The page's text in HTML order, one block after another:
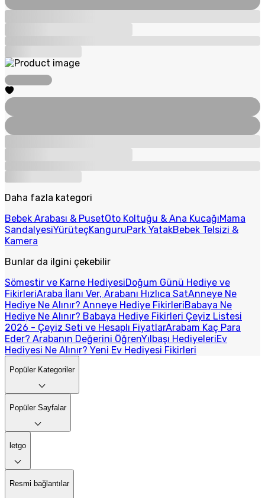
Daha fazla kategori
Bebek Arabası & PusetOto Koltuğu & Ana KucağıMama
SandalyesiYürüteçKanguruPark YatakBebek Telsizi &
Kamera
Bunlar da ilgini çekebilir
Sömestir ve Karne HediyesiDoğum Günü Hediye ve
FikirleriAraba İlanı Ver, Arabanı Hızlıca SatAnneye Ne
Hediye Ne Alınır? Anneye Hediye FikirleriBabaya Ne
Hediye Ne Alınır? Babaya Hediye Fikirleri Çeyiz Listesi
2026 - Çeyiz Seti ve Hesaplı FiyatlarArabam Kaç Para
Eder? Arabanın Değerini ÖğrenYılbaşı HediyeleriEv
Hediyesi Ne Alınır? Yeni Ev Hediyesi Fikirleri
Popüler Kategoriler
Popüler Sayfalar
letgo
Resmi bağlantılar